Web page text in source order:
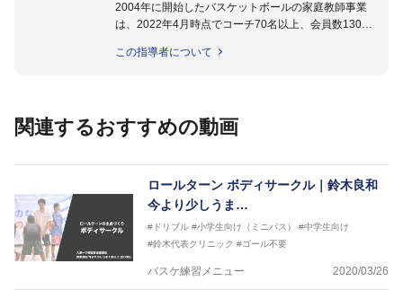
2004年に開始したバスケットボールの家庭教師事業
は、2022年4月時点でコーチ70名以上、会員数1300
指導実績多数・各地講習会なども担当しており、「は
など多くの書籍・DVDも監修しています。
2016年U12ナショナルキャンプヘッドコーチ
2016年U13ナショナルキャンプヘッドコーチ
2016年男子日本代表サポートコーチ
2017年U12ナショナルキャンプヘッドコーチ
2017年U13ナショナルキャンプヘッドコーチ
2017年男子日本代表サポートコーチ
2018年U22日本代表スプリングキャンプアドバイザ
この指導者について
関連するおすすめの動画
ロールターン ボディサークル｜鈴木良和
今より少しうま…
#ドリブル #小学生向け（ミニバス）
#中学生向け
#鈴木代表クリニック #ゴール不要
バスケ練習メニュー 2020/03/26